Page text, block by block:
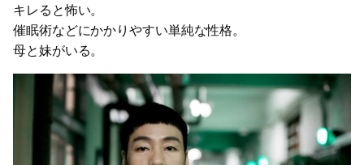
キレると怖い。
催眠術などにかかりやすい単純な性格。
母と妹がいる。